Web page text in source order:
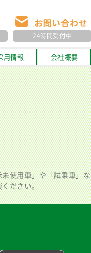
24時間受付中
用情報 会社概要
使用車」や「試乗車」な
ださい。